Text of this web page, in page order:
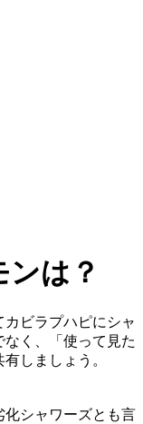
は？
ビラプハピにシャ
く、「使って見た
しましょう。
化シャワーズとも言